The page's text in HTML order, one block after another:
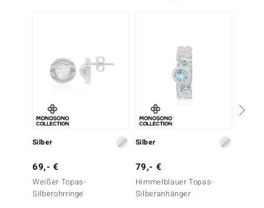
Silber
69,- €
Weißer Topas-
Silberohrringe
Silber
79,- €
Himmelblauer Topas-
Silberanhänger